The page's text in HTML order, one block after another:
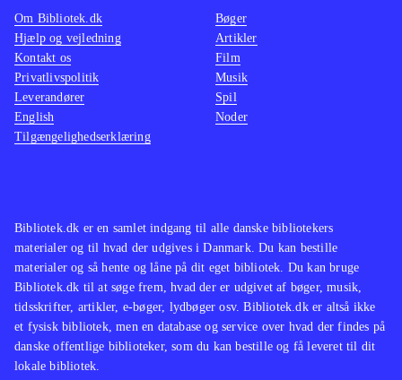
Bibliotek.dk er en samlet indgang til alle danske bibliotekers
materialer og til hvad der udgives i Danmark. Du kan bestille
materialer og så hente og låne på dit eget bibliotek. Du kan bruge
Bibliotek.dk til at søge frem, hvad der er udgivet af bøger, musik,
tidsskrifter, artikler, e-bøger, lydbøger osv. Bibliotek.dk er altså ikke
et fysisk bibliotek, men en database og service over hvad der findes på
danske offentlige biblioteker, som du kan bestille og få leveret til dit
lokale bibliotek.
Om Bibliotek.dk
Hjælp og vejledning
Kontakt os
Privatlivspolitik
Leverandører
English
Tilgængelighedserklæring
Bøger
Artikler
Film
Musik
Spil
Noder